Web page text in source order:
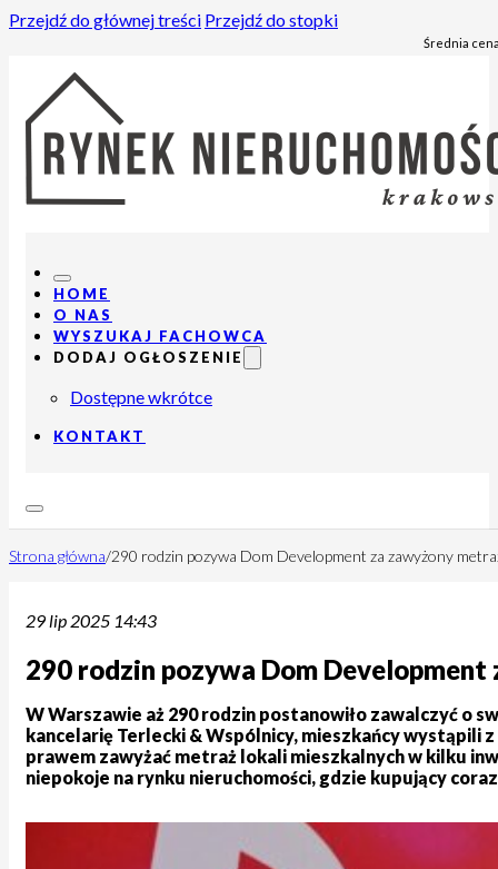
Przejdź do głównej treści Przejdź do stopki
Średnia
HOME
O NAS
WYSZUKAJ FACHOWCA
DODAJ OGŁOSZENIE
Dostępne wkrótce
KONTAKT
Strona główna/290 rodzin pozywa Dom Development za zawyżony
29 lip 2025 14:43
290 rodzin pozywa Dom
W Warszawie aż 290 rodzin postanowiło zawalczyć o
kancelarię Terlecki & Wspólnicy, mieszkańcy wystąpili
prawem zawyżać metraż lokali mieszkalnych w kilku
niepokoje na rynku nieruchomości, gdzie kupujący